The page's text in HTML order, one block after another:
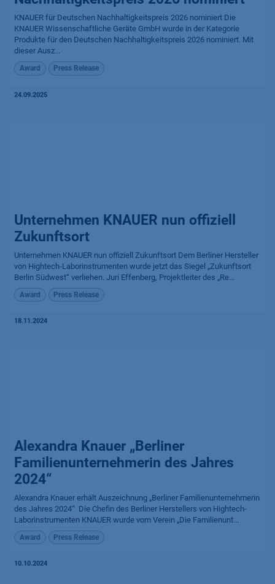
KNAUER für Deutschen Nachhaltigkeitspreis 2026 nominiert Die
KNAUER Wissenschaftliche Geräte GmbH wurde in der Kategorie
Produkte für den Deutschen Nachhaltigkeitspreis 2026 nominiert. Mit
dieser Ausz...
Award Press Release
24.09.2025
Unternehmen KNAUER nun offiziell
Zukunftsort
Unternehmen KNAUER nun offiziell Zukunftsort Dem Berliner Hersteller
von Hightech-Laborinstrumenten wurde jetzt das Siegel „Zukunftsort
Berlin Südwest“ verliehen. Juri Effenberg, Projektleiter des „Re...
Award Press Release
18.11.2024
Alexandra Knauer „Berliner
Familienunternehmerin des Jahres
2024“
Alexandra Knauer erhält Aus­zeich­nung „Berliner Familien­unter­nehme­rin
des Jahres 2024“ ​ Die Chefin des Berliner Herstellers von Hightech-
Laborinstrumenten KNAUER wurde vom Verein „Die Familienunt...
Award Press Release
10.10.2024